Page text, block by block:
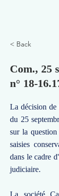
< Back
Com., 25
n° 18-
La décision de
du 25
sur la
saisies
dans le cadre
judiciaire.
La société